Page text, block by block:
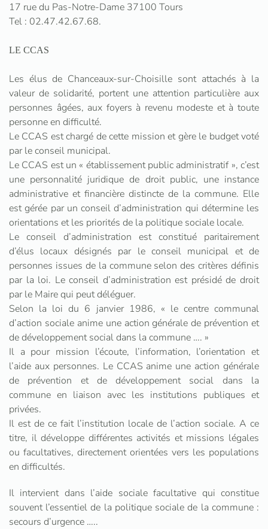
17 rue du Pas-Notre-Dame 37100 Tours
Tel : 02.47.42.67.68.
LE CCAS
Les élus de Chanceaux-sur-Choisille sont attachés à la
valeur de solidarité, portent une attention particulière aux
personnes âgées, aux foyers à revenu modeste et à toute
personne en difficulté.
Le CCAS est chargé de cette mission et gère le budget voté
par le conseil municipal.
Le CCAS est un « établissement public administratif », c’est
une personnalité juridique de droit public, une instance
administrative et financière distincte de la commune. Elle
est gérée par un conseil d’administration qui détermine les
orientations et les priorités de la politique sociale locale.
Le conseil d’administration est constitué paritairement
d’élus locaux désignés par le conseil municipal et de
personnes issues de la commune selon des critères définis
par la loi. Le conseil d’administration est présidé de droit
par le Maire qui peut déléguer.
Selon la loi du 6 janvier 1986, « le centre communal
d’action sociale anime une action générale de prévention et
de développement social dans la commune …. »
Il a pour mission l’écoute, l’information, l’orientation et
l’aide aux personnes. Le CCAS anime une action générale
de prévention et de développement social dans la
commune en liaison avec les institutions publiques et
privées.
Il est de ce fait l’institution locale de l’action sociale. A ce
titre, il développe différentes activités et missions légales
ou facultatives, directement orientées vers les populations
en difficultés.
Il intervient dans l’aide sociale facultative qui constitue
souvent l’essentiel de la politique sociale de la commune :
secours d’urgence …..